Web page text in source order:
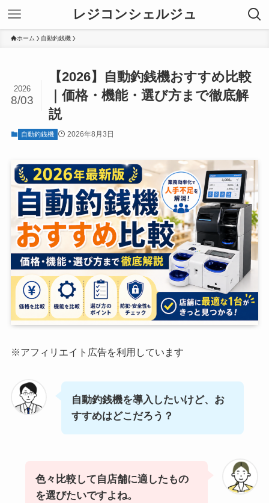
レジコンシェルジュ
ホーム 自動釣銭機
【2026】自動釣銭機おすすめ比較
｜価格・機能・選び方まで徹底解
説
2026
8/03
自動釣銭機 2026年8月3日
※アフィリエイト広告を利用しています
自動釣銭機を導入したいけど、お
すすめはどこだろう？
色々比較して自店舗に適したもの
を選びたいですよね。